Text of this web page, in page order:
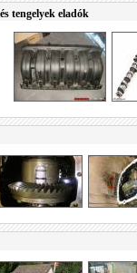
tengelyek eladók